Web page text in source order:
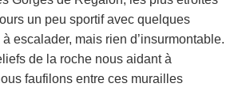
un peu sportif avec quelques
escalader, mais rien d’insurmontable.
de la roche nous aidant à
faufilons entre ces murailles